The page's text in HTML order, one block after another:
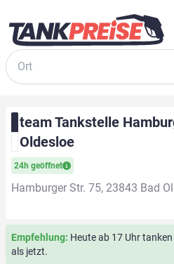
Suche
team Tankstelle
Oldesloe
24h geöffnet
Hamburger Str. 75, 23843 Bad
Empfehlung: Heute ab 17 Uhr
als jetzt.